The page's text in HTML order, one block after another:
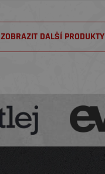
ZOBRAZIT DALŠÍ PRODUKTY